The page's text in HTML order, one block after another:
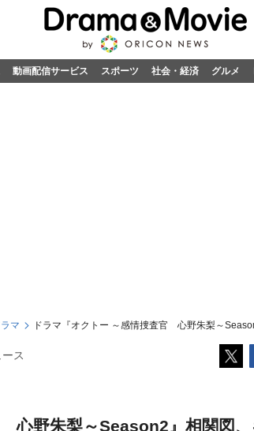
動画配信サービス スポーツ 社会・経済 グルメ
ラマ ドラマ『オクトー ～感情捜査官 心野朱梨～
ス
心野朱梨～Season2』相関図、